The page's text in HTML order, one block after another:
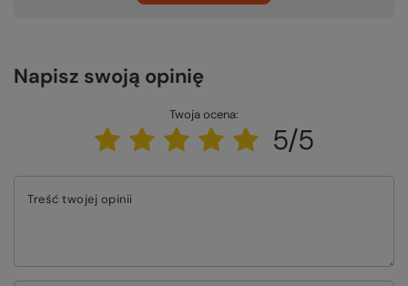
Napisz swoją opinię
Twoja ocena:
5/5
Treść twojej opinii